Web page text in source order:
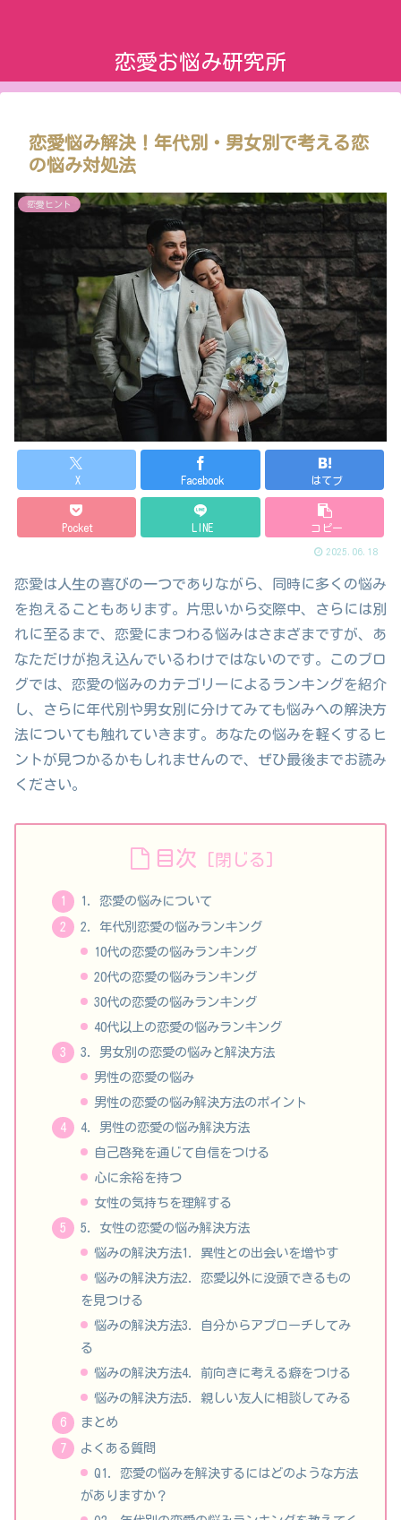
恋愛お悩み研究所
恋愛悩み解決！年代別・男女別で考える恋
の悩み対処法
恋愛ヒント
X Facebook はてブ
Pocket LINE コピー
2025.06.18
恋愛は人生の喜びの一つでありながら、同時に多くの悩み
を抱えることもあります。片思いから交際中、さらには別
れに至るまで、恋愛にまつわる悩みはさまざまですが、あ
なただけが抱え込んでいるわけではないのです。このブロ
グでは、恋愛の悩みのカテゴリーによるランキングを紹介
し、さらに年代別や男女別に分けてみても悩みへの解決方
法についても触れていきます。あなたの悩みを軽くするヒ
ントが見つかるかもしれませんので、ぜひ最後までお読み
ください。
目次
1. 恋愛の悩みについて
2. 年代別恋愛の悩みランキング
10代の恋愛の悩みランキング
20代の恋愛の悩みランキング
30代の恋愛の悩みランキング
40代以上の恋愛の悩みランキング
3. 男女別の恋愛の悩みと解決方法
男性の恋愛の悩み
男性の恋愛の悩み解決方法のポイント
4. 男性の恋愛の悩み解決方法
自己啓発を通じて自信をつける
心に余裕を持つ
女性の気持ちを理解する
5. 女性の恋愛の悩み解決方法
悩みの解決方法1. 異性との出会いを増やす
悩みの解決方法2. 恋愛以外に没頭できるもの
を見つける
悩みの解決方法3. 自分からアプローチしてみ
る
悩みの解決方法4. 前向きに考える癖をつける
悩みの解決方法5. 親しい友人に相談してみる
まとめ
よくある質問
Q1. 恋愛の悩みを解決するにはどのような方法
がありますか？